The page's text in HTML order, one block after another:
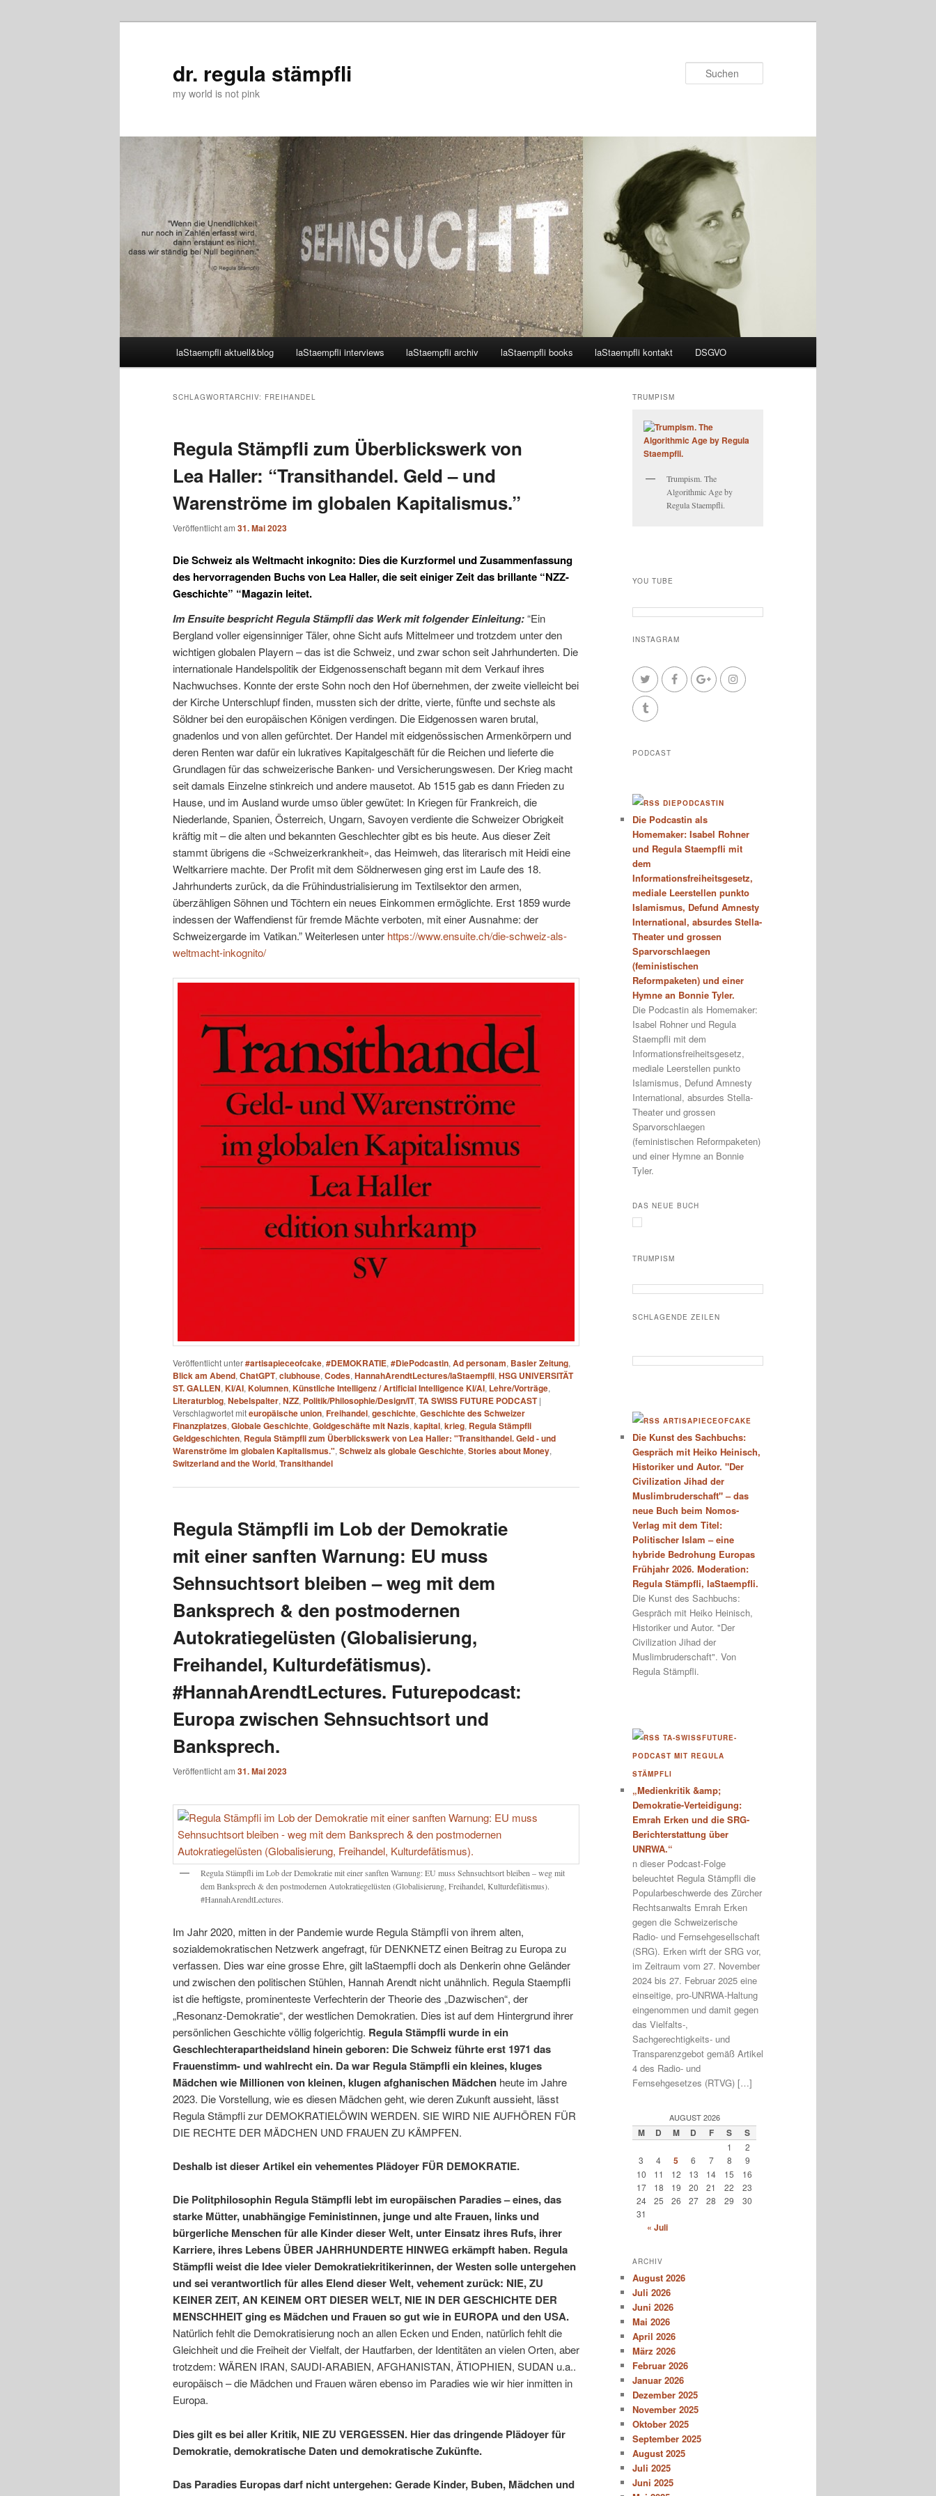
dr. regula stämpfli
my world is not pink
laStaempfli aktuell&blog laStaempfli interviews laStaempfli archiv laStaempfli books laStaempfli kontakt DSGVO
SCHLAGWORTARCHIV: FREIHANDEL
Regula Stämpfli zum Überblickswerk von
Lea Haller: “Transithandel. Geld – und
Warenströme im globalen Kapitalismus.”
Veröffentlicht am 31. Mai 2023
Die Schweiz als Weltmacht inkognito: Dies die Kurzformel und Zusammenfassung
des hervorragenden Buchs von Lea Haller, die seit einiger Zeit das brillante “NZZ-
Geschichte” “Magazin leitet.
Im Ensuite bespricht Regula Stämpfli das Werk mit folgender Einleitung:“Ein
Bergland voller eigensinniger Täler, ohne Sicht aufs Mittelmeer und trotzdem unter den
wichtigen globalen Playern – das ist die Schweiz, und zwar schon seit Jahrhunderten. Die
internationale Handelspolitik der Eidgenossenschaft begann mit dem Verkauf ihres
Nachwuchses. Konnte der erste Sohn noch den Hof übernehmen, der zweite vielleicht bei
der Kirche Unterschlupf finden, mussten sich der dritte, vierte, fünfte und sechste als
Söldner bei den europäischen Königen verdingen. Die Eidgenossen waren brutal,
gnadenlos und von allen gefürchtet. Der Handel mit eidgenössischen Armenkörpern und
deren Renten war dafür ein lukratives Kapitalgeschäft für die Reichen und lieferte die
Grundlagen für das schweizerische Banken- und Versicherungswesen. Der Krieg macht
seit damals Einzelne stinkreich und andere mausetot. Ab 1515 gab es dann Frieden zu
Hause, und im Ausland wurde umso übler gewütet: In Kriegen für Frankreich, die
Niederlande, Spanien, Österreich, Ungarn, Savoyen verdiente die Schweizer Obrigkeit
kräftig mit – die alten und bekannten Geschlechter gibt es bis heute. Aus dieser Zeit
stammt übrigens die «Schweizerkrankheit», das Heimweh, das literarisch mit Heidi eine
Weltkarriere machte. Der Profit mit dem Söldnerwesen ging erst im Laufe des 18.
Jahrhunderts zurück, da die Frühindustrialisierung im Textilsektor den armen,
überzähligen Söhnen und Töchtern ein neues Einkommen ermöglichte. Erst 1859 wurde
indessen der Waffendienst für fremde Mächte verboten, mit einer Ausnahme: der
Schweizergarde im Vatikan.” Weiterlesen unter https://www.ensuite.ch/die-schweiz-als-
weltmacht-inkognito/
Veröffentlicht unter#artisapieceofcake, #DEMOKRATIE, #DiePodcastin, Ad personam, Basler Zeitung,
Blick am Abend, ChatGPT, clubhouse, Codes, HannahArendtLectures/laStaempfli, HSG UNIVERSITÄT
ST. GALLEN, KI/AI, Kolumnen, Künstliche Intelligenz / Artificial Intelligence KI/AI, Lehre/Vorträge,
Literaturblog, Nebelspalter, NZZ, Politik/Philosophie/Design/IT, TA SWISS FUTURE PODCAST |
Verschlagwortet miteuropäische union, Freihandel, geschichte, Geschichte des Schweizer
Finanzplatzes, Globale Geschichte, Goldgeschäfte mit Nazis, kapital, krieg, Regula Stämpfli
Geldgeschichten, Regula Stämpfli zum Überblickswerk von Lea Haller: "Transithandel. Geld - und
Warenströme im globalen Kapitalismus.", Schweiz als globale Geschichte, Stories about Money,
Switzerland and the World, Transithandel
Regula Stämpfli im Lob der Demokratie
mit einer sanften Warnung: EU muss
Sehnsuchtsort bleiben – weg mit dem
Banksprech & den postmodernen
Autokratiegelüsten (Globalisierung,
Freihandel, Kulturdefätismus).
#HannahArendtLectures. Futurepodcast:
Europa zwischen Sehnsuchtsort und
Banksprech.
Veröffentlicht am 31. Mai 2023
Regula Stämpfli im Lob der Demokratie mit einer sanften Warnung: EU muss Sehnsuchtsort bleiben – weg mit
dem Banksprech & den postmodernen Autokratiegelüsten (Globalisierung, Freihandel, Kulturdefätismus).
#HannahArendtLectures.
Im Jahr 2020, mitten in der Pandemie wurde Regula Stämpfli von ihrem alten,
sozialdemokratischen Netzwerk angefragt, für DENKNETZ einen Beitrag zu Europa zu
verfassen. Dies war eine grosse Ehre, gilt laStaempfli doch als Denkerin ohne Geländer
und zwischen den politischen Stühlen, Hannah Arendt nicht unähnlich. Regula Staempfli
ist die heftigste, prominenteste Verfechterin der Theorie des „Dazwischen“, der
„Resonanz-Demokratie“, der westlichen Demokratien. Dies ist auf dem Hintergrund ihrer
persönlichen Geschichte völlig folgerichtig. Regula Stämpfli wurde in ein
Geschlechterapartheidsland hinein geboren: Die Schweiz führte erst 1971 das
Frauenstimm- und wahlrecht ein. Da war Regula Stämpfli ein kleines, kluges
Mädchen wie Millionen von kleinen, klugen afghanischen Mädchen heute im Jahre
2023. Die Vorstellung, wie es diesen Mädchen geht, wie deren Zukunft aussieht, lässt
Regula Stämpfli zur DEMOKRATIELÖWIN WERDEN. SIE WIRD NIE AUFHÖREN FÜR
DIE RECHTE DER MÄDCHEN UND FRAUEN ZU KÄMPFEN.
Deshalb ist dieser Artikel ein vehementes Plädoyer FÜR DEMOKRATIE.
Die Politphilosophin Regula Stämpfli lebt im europäischen Paradies – eines, das
starke Mütter, unabhängige Feministinnen, junge und alte Frauen, links und
bürgerliche Menschen für alle Kinder dieser Welt, unter Einsatz ihres Rufs, ihrer
Karriere, ihres Lebens ÜBER JAHRHUNDERTE HINWEG erkämpft haben. Regula
Stämpfli weist die Idee vieler Demokratiekritikerinnen, der Westen solle untergehen
und sei verantwortlich für alles Elend dieser Welt, vehement zurück: NIE, ZU
KEINER ZEIT, AN KEINEM ORT DIESER WELT, NIE IN DER GESCHICHTE DER
MENSCHHEIT ging es Mädchen und Frauen so gut wie in EUROPA und den USA.
Natürlich fehlt die Demokratisierung noch an allen Ecken und Enden, natürlich fehlt die
Gleichheit und die Freiheit der Vielfalt, der Hautfarben, der Identitäten an vielen Orten, aber
trotzdem: WÄREN IRAN, SAUDI-ARABIEN, AFGHANISTAN, ÄTIOPHIEN, SUDAN u.a..
europäisch – die Mädchen und Frauen wären ebenso im Paradies wie wir hier inmitten in
Europa.
Dies gilt es bei aller Kritik, NIE ZU VERGESSEN. Hier das dringende Plädoyer für
Demokratie, demokratische Daten und demokratische Zukünfte.
Das Paradies Europas darf nicht untergehen: Gerade Kinder, Buben, Mädchen und
TRUMPISM
Trumpism. The
Algorithmic Age by
Regula Staempfli.
YOU TUBE
INSTAGRAM
PODCAST
DIEPODCASTIN
Die Podcastin als
Homemaker: Isabel Rohner
und Regula Staempfli mit
dem
Informationsfreiheitsgesetz,
mediale Leerstellen punkto
Islamismus, Defund Amnesty
International, absurdes Stella-
Theater und grossen
Sparvorschlaegen
(feministischen
Reformpaketen) und einer
Hymne an Bonnie Tyler.
Die Podcastin als Homemaker:
Isabel Rohner und Regula
Staempfli mit dem
Informationsfreiheitsgesetz,
mediale Leerstellen punkto
Islamismus, Defund Amnesty
International, absurdes Stella-
Theater und grossen
Sparvorschlaegen
(feministischen Reformpaketen)
und einer Hymne an Bonnie
Tyler.
DAS NEUE BUCH
TRUMPISM
SCHLAGENDE ZEILEN
ARTISAPIECEOFCAKE
Die Kunst des Sachbuchs:
Gespräch mit Heiko Heinisch,
Historiker und Autor. "Der
Civilization Jihad der
Muslimbruderschaft" – das
neue Buch beim Nomos-
Verlag mit dem Titel:
Politischer Islam – eine
hybride Bedrohung Europas
Frühjahr 2026. Moderation:
Regula Stämpfli, laStaempfli.
Die Kunst des Sachbuchs:
Gespräch mit Heiko Heinisch,
Historiker und Autor. "Der
Civilization Jihad der
Muslimbruderschaft". Von
Regula Stämpfli.
TA-SWISSFUTURE-
PODCAST MIT REGULA
STÄMPFLI
„Medienkritik &amp;
Demokratie-Verteidigung:
Emrah Erken und die SRG-
Berichterstattung über
UNRWA.“
n dieser Podcast-Folge
beleuchtet Regula Stämpfli die
Popularbeschwerde des Zürcher
Rechtsanwalts Emrah Erken
gegen die Schweizerische
Radio- und Fernsehgesellschaft
(SRG). Erken wirft der SRG vor,
im Zeitraum vom 27. November
2024 bis 27. Februar 2025 eine
einseitige, pro-UNRWA-Haltung
eingenommen und damit gegen
das Vielfalts-,
Sachgerechtigkeits- und
Transparenzgebot gemäß Artikel
4 des Radio- und
Fernsehgesetzes (RTVG) […]
AUGUST 2026
M D M D F S S
1
2
3
4 5 6 7 8
9
10
11 12 13 14 15
16
17
18 19 20 21 22
23
24
25 26 27 28 29
30
31
« Juli
ARCHIV
August 2026
Juli 2026
Juni 2026
Mai 2026
April 2026
März 2026
Februar 2026
Januar 2026
Dezember 2025
November 2025
Oktober 2025
September 2025
August 2025
Juli 2025
Juni 2025